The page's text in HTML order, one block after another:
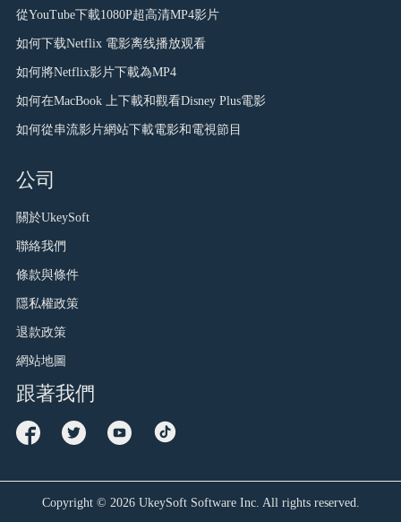
從YouTube下載1080P超高清MP4影片
如何下载Netflix 電影离线播放观看
如何將Netflix影片下載為MP4
如何在MacBook 上下載和觀看Disney Plus電影
如何從串流影片網站下載電影和電視節目
公司
關於UkeySoft
聯絡我們
條款與條件
隱私權政策
退款政策
網站地圖
跟著我們
Copyright © 2026UkeySoft Software Inc. All rights reserved.